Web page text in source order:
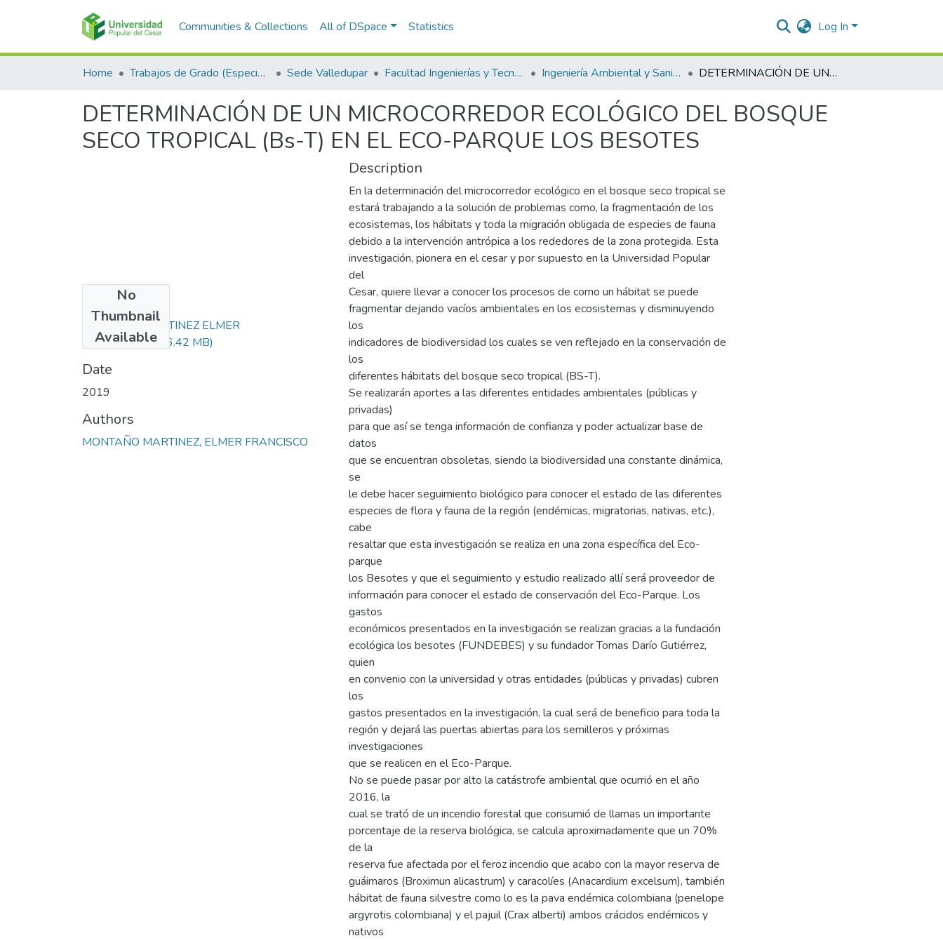
Communities & Collections All of DSpace Statistics Log In
Home Trabajos de Grado (Especializaciones y Pregrados) Sede Valledupar Facultad Ingenierías y Tecnologías Ingeniería Ambiental y Sanitaria. DETERMINACIÓN DE UN MICROCORREDOR ECOLÓGICO DEL BOSQUE SECO TROPICAL (Bs-T) EN EL ECO-PARQUE LOS BESOTES
DETERMINACIÓN DE UN MICROCORREDOR ECOLÓGICO DEL BOSQUE
SECO TROPICAL (Bs-T) EN EL ECO-PARQUE LOS BESOTES
No
Thumbnail
Available
MONTAÑO MARTINEZ ELMER
FRANCISCO.pdf
(6.42 MB)
Date
2019
Authors
MONTAÑO MARTINEZ, ELMER FRANCISCO
Description
En la determinación del microcorredor ecológico en el bosque seco tropical se
estará trabajando a la solución de problemas como, la fragmentación de los
ecosistemas, los hábitats y toda la migración obligada de especies de fauna
debido a la intervención antrópica a los rededores de la zona protegida. Esta
investigación, pionera en el cesar y por supuesto en la Universidad Popular
del
Cesar, quiere llevar a conocer los procesos de como un hábitat se puede
fragmentar dejando vacíos ambientales en los ecosistemas y disminuyendo
los
indicadores de biodiversidad los cuales se ven reflejado en la conservación de
los
diferentes hábitats del bosque seco tropical (BS-T).
Se realizarán aportes a las diferentes entidades ambientales (públicas y
privadas)
para que así se tenga información de confianza y poder actualizar base de
datos
que se encuentran obsoletas, siendo la biodiversidad una constante dinámica,
se
le debe hacer seguimiento biológico para conocer el estado de las diferentes
especies de flora y fauna de la región (endémicas, migratorias, nativas, etc.),
cabe
resaltar que esta investigación se realiza en una zona específica del Eco-
parque
los Besotes y que el seguimiento y estudio realizado allí será proveedor de
información para conocer el estado de conservación del Eco-Parque. Los
gastos
económicos presentados en la investigación se realizan gracias a la fundación
ecológica los besotes (FUNDEBES) y su fundador Tomas Darío Gutiérrez,
quien
en convenio con la universidad y otras entidades (públicas y privadas) cubren
los
gastos presentados en la investigación, la cual será de beneficio para toda la
región y dejará las puertas abiertas para los semilleros y próximas
investigaciones
que se realicen en el Eco-Parque.
No se puede pasar por alto la catástrofe ambiental que ocurrió en el año
2016, la
cual se trató de un incendio forestal que consumió de llamas un importante
porcentaje de la reserva biológica, se calcula aproximadamente que un 70%
de la
reserva fue afectada por el feroz incendio que acabo con la mayor reserva de
guáimaros (Broximun alicastrum) y caracolíes (Anacardium excelsum), también
hábitat de fauna silvestre como lo es la pava endémica colombiana (penelope
argyrotis colombiana) y el pajuil (Crax alberti) ambos crácidos endémicos y
nativos